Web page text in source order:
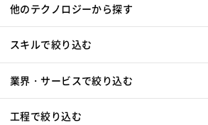
他のテクノロジーから探す
スキルで絞り込む
業界・サービスで絞り込む
工程で絞り込む